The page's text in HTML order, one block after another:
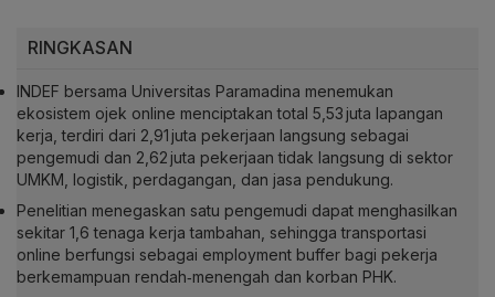
RINGKASAN
INDEF bersama Universitas Paramadina menemukan
ekosistem ojek online menciptakan total 5,53 juta lapangan
kerja, terdiri dari 2,91 juta pekerjaan langsung sebagai
pengemudi dan 2,62 juta pekerjaan tidak langsung di sektor
UMKM, logistik, perdagangan, dan jasa pendukung.
Penelitian menegaskan satu pengemudi dapat menghasilkan
sekitar 1,6 tenaga kerja tambahan, sehingga transportasi
online berfungsi sebagai employment buffer bagi pekerja
berkemampuan rendah‑menengah dan korban PHK.